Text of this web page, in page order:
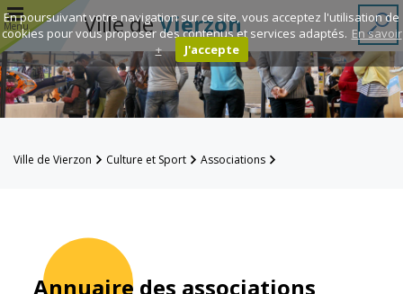
Menu Ville deVierzon
Annuaire des
associations
Espace
Famille
Contacts
Ville de Vierzon Culture et Sport Associations
Annuaire des associations
En poursuivant votre navigation sur ce site, vous acceptez l'utilisation de
cookies pour vous proposer des contenus et services adaptés. En savoir
+
J'accepte